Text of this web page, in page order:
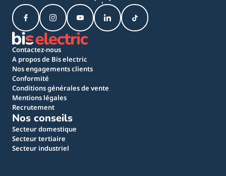
Contactez-nous
A propos de Bis electric
Nos engagements clients
Conformité
Conditions générales de vente
Mentions légales
Recrutement
Nos conseils
Secteur domestique
Secteur tertiaire
Secteur industriel